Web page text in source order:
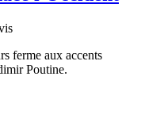
ferme aux accents
Poutine.